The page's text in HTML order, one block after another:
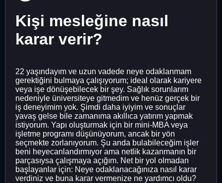
Kişi mesleğine nasıl
karar verir?
22 yaşındayım ve uzun vadede neye odaklanmam
gerektiğini bulmaya çalışıyorum; ideal olarak kariyere
veya işe dönüşebilecek bir şey. Sağlık sorunlarım
nedeniyle üniversiteye gitmedim ve henüz gerçek bir
iş deneyimim yok. Şimdi daha iyiyim ve sonuçlar
yavaş gelse bile zamanıma akıllıca yatırım yapmak
istiyorum. Yapı oluşturmak için bir mini-MBA veya
işletme programı düşünüyorum, ancak bir yön
seçmekte zorlanıyorum. Şu anda bulabileceğim işler
beni heyecanlandırmıyor ama netlik kazanmanın bir
parçasıysa çalışmaya açığım. Net bir yol olmadan
başlayanlar için: Neye odaklanacağınıza nasıl karar
verdiniz ve buna karar vermenize ne yardımcı oldu?